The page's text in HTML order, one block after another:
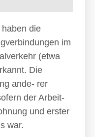
haben die
im
(etwa
Die
ande- rer
der Arbeit-
und erster
war.